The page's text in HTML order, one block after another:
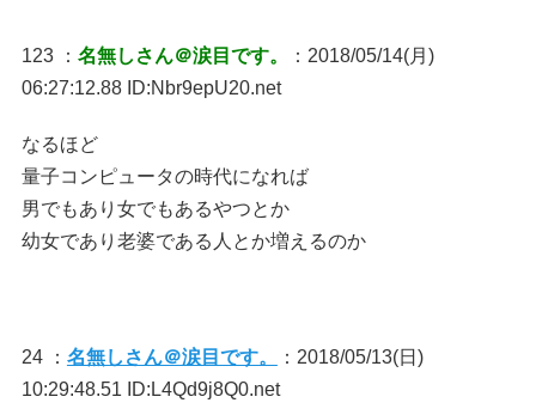
123 ： 名無しさん＠涙目です。
：2018/05/14(月)
06:27:12.88 ID:Nbr9epU20.net
なるほど
量子コンピュータの時代になれば
男でもあり女でもあるやつとか
幼女であり老婆である人とか増えるのか
24 ： 名無しさん＠涙目です。
：2018/05/13(日)
10:29:48.51 ID:L4Qd9j8Q0.net